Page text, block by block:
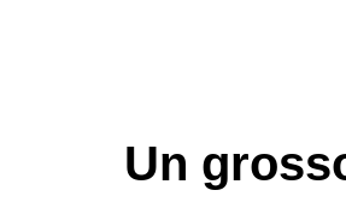
Un